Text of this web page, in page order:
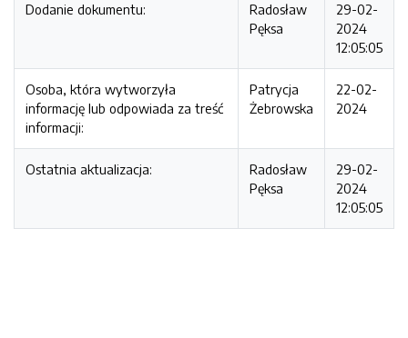
Dodanie dokumentu:
Radosław
Pęksa
29-02-
2024
12:05:05
Osoba, która wytworzyła
informację lub odpowiada za treść
informacji:
Patrycja
Żebrowska
22-02-
2024
Ostatnia aktualizacja:
Radosław
Pęksa
29-02-
2024
12:05:05